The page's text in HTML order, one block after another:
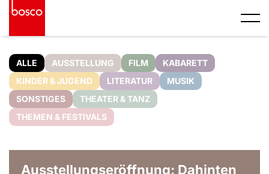
ALLE AUSSTELLUNG FILM
KABARETT
KINDER & JUGEND
LITERATUR
MUSIK
SONSTIGES
THEATER & TANZ
THEMEN & FESTIVALS
Ausstellungseröffnung: Dahinten